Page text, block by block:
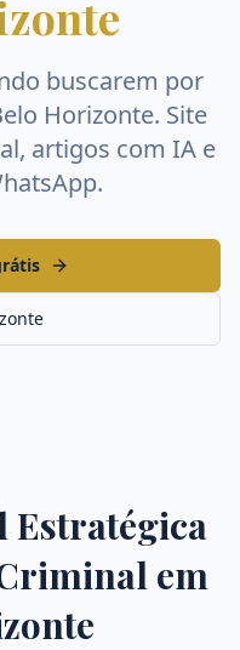
buscarem por
Horizonte. Site
artigos com IA e
Estratégica
em